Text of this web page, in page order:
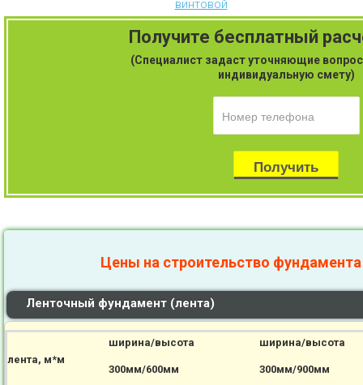
винтовой
Получите бесплатный
(Специалист задаст уточняющие
индивидуальную смету)
Цены на строительство
Ленточный фундамент (лента)
лента, м*м
ширина/высота
300мм/600мм
ширина/высота
300мм/900мм